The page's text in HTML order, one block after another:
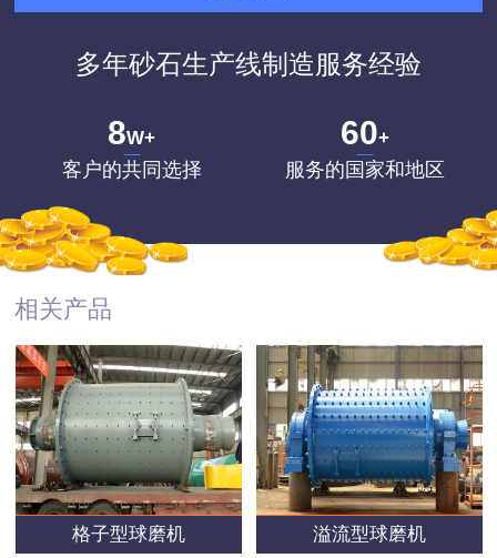
多年砂石生产线制造服务经验
8W+
客户的共同选择
60+
服务的国家和地区
相关产品
格子型球磨机 溢流型球磨机